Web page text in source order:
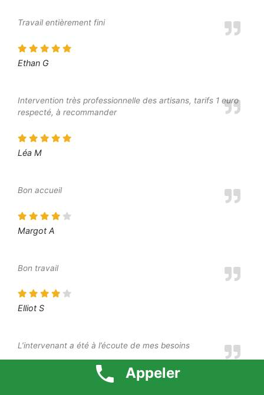
Travail entièrement fini
Ethan G
Intervention très professionnelle des artisans, tarifs 1 euro
respecté, à recommander
Léa M
Bon accueil
Margot A
Bon travail
Elliot S
L’intervenant a été à l’écoute de mes besoins
Appeler